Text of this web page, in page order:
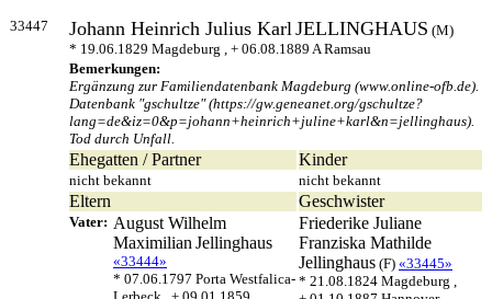
33447 Johann Heinrich Julius KarlJELLINGHAUS (M)
* 19.06.1829 Magdeburg , + 06.08.1889 A Ramsau
Bemerkungen:
Ergänzung zur Familiendatenbank Magdeburg (www.online-ofb.de).
Datenbank "gschultze" (https://gw.geneanet.org/gschultze?
lang=de&iz=0&p=johann+heinrich+juline+karl&n=jellinghaus).
Tod durch Unfall.
Ehegatten / Partner Kinder
nicht bekannt nicht bekannt
Eltern Geschwister
Vater: August Wilhelm
Maximilian Jellinghaus
«33444»
* 07.06.1797 Porta Westfalica-
Friederike Juliane
Franziska Mathilde
Jellinghaus (F) «33445»
* 21.08.1824 Magdeburg ,